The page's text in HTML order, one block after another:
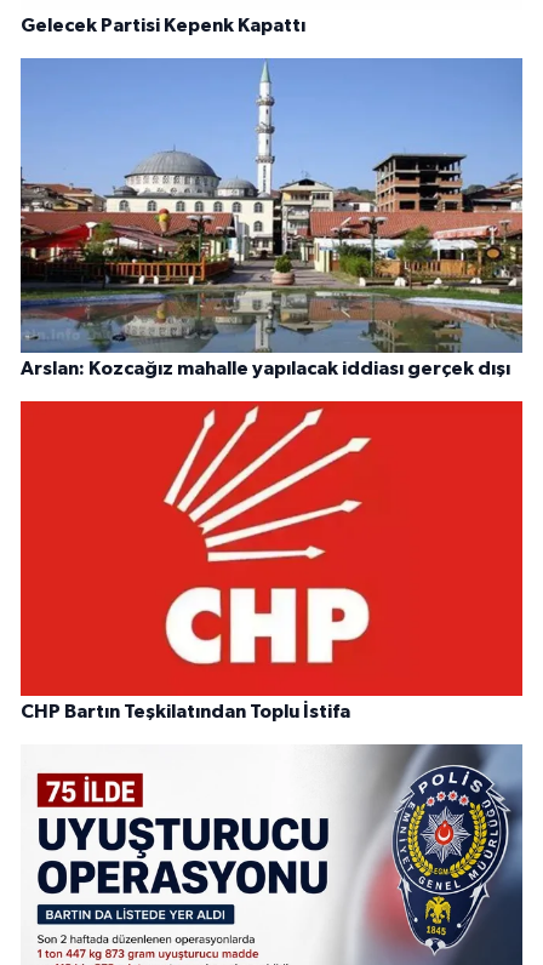
Gelecek Partisi Kepenk Kapattı
Arslan: Kozcağız mahalle yapılacak iddiası gerçek dışı
CHP Bartın Teşkilatından Toplu İstifa